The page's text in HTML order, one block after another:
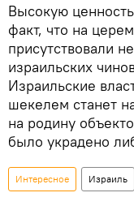
Высокую
факт, что на
присутствовали
израильских
Израильские
шекелем станет
на родину
было украдено
Интересное Израиль